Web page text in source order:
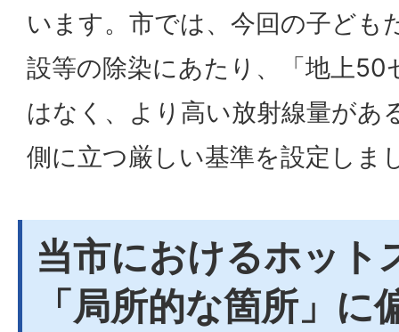
います。市では、今回の子ども
設等の除染にあたり、「地上50
はなく、より高い放射線量があ
側に立つ厳しい基準を設定しま
当市におけるホット
「局所的な箇所」に